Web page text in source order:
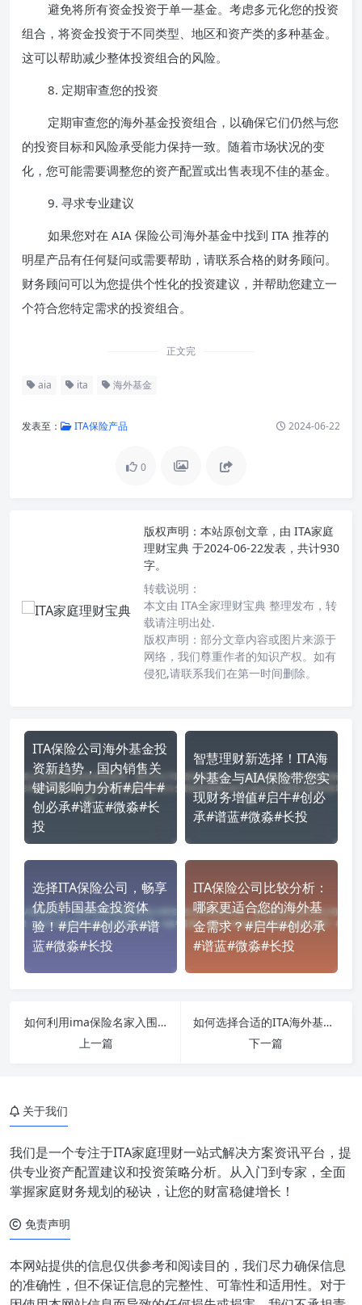
避免将所有资金投资于单一基金。考虑多元化您的投资
组合，将资金投资于不同类型、地区和资产类的多种基金。
这可以帮助减少整体投资组合的风险。
8. 定期审查您的投资
定期审查您的海外基金投资组合，以确保它们仍然与您
的投资目标和风险承受能力保持一致。随着市场状况的变
化，您可能需要调整您的资产配置或出售表现不佳的基金。
9. 寻求专业建议
如果您对在 AIA 保险公司海外基金中找到 ITA 推荐的
明星产品有任何疑问或需要帮助，请联系合格的财务顾问。
财务顾问可以为您提供个性化的投资建议，并帮助您建立一
个符合您特定需求的投资组合。
正文完
aia ita 海外基金
发表至： ITA保险产品 2024-06-22
0
版权声明： 本站原创文章，由 ITA家庭
理财宝典 于2024-06-22发表，共计930
字。
转载说明：
本文由 ITA全家理财宝典 整理发布，转
载请注明出处.
版权声明：部分文章内容或图片来源于
网络，我们尊重作者的知识产权。如有
侵犯,请联系我们在第一时间删除。
ITA保险公司海外基金投
资新趋势，国内销售关
键词影响力分析#启牛#
创必承#谱蓝#微淼#长
投
智慧理财新选择！ITA海
外基金与AIA保险带您实
现财务增值#启牛#创必
承#谱蓝#微淼#长投
选择ITA保险公司，畅享
优质韩国基金投资体
验！#启牛#创必承#谱
蓝#微淼#长投
ITA保险公司比较分析：
哪家更适合您的海外基
金需求？#启牛#创必承
#谱蓝#微淼#长投
如何利用ima保险名家入围标准优化海外基金投资？ITA给出建议#启牛#创必承#谱蓝#微淼#长投
上一篇
如何选择合适的ITA海外基金？iam买保险帮您选购！#启牛#创必承#谱蓝#微淼#长投
下一篇
关于我们
我们是一个专注于ITA家庭理财一站式解决方案资讯平台，提
供专业资产配置建议和投资策略分析。从入门到专家，全面
掌握家庭财务规划的秘诀，让您的财富稳健增长！
免责声明
本网站提供的信息仅供参考和阅读目的，我们尽力确保信息
的准确性，但不保证信息的完整性、可靠性和适用性。对于